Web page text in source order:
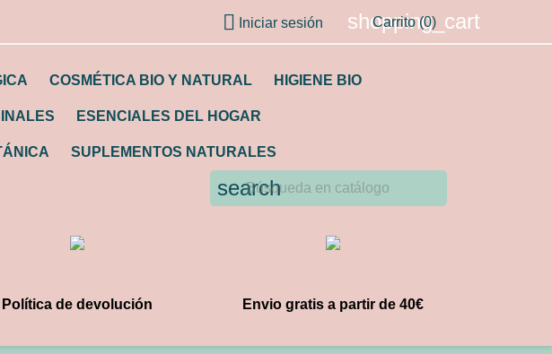
 Iniciar sesión shopping_cart
Carrito (0)
COSMÉTICA BIO Y NATURAL HIGIENE BIO
ESENCIALES DEL HOGAR
SUPLEMENTOS NATURALES
search
Política de devolución Envio gratis a partir de 40€